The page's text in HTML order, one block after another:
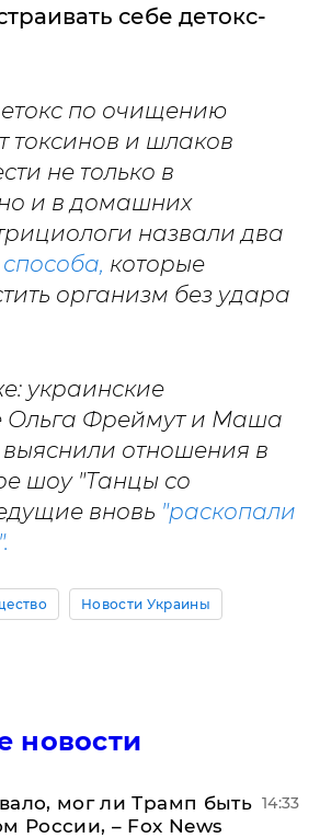
себе детокс-
по очищению
токсинов и шлаков
не только в
и в домашних
назвали два
способа, которые
организм без удара
украинские
Ольга Фреймут и Маша
отношения в
шоу "Танцы со
вновь "раскопали
Новости Украины
новости
мог ли Трамп быть
России, – Fox News
14:33